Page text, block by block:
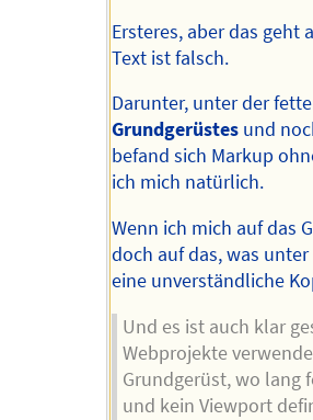
Ersteres, aber das geht
Text ist falsch.
Darunter, unter der
Grundgerüstes und
befand sich Markup
ich mich natürlich.
Wenn ich mich auf das
doch auf das, was unter
eine unverständliche
Und es ist auch klar
Webprojekte
Grundgerüst, wo lang
und kein Viewport